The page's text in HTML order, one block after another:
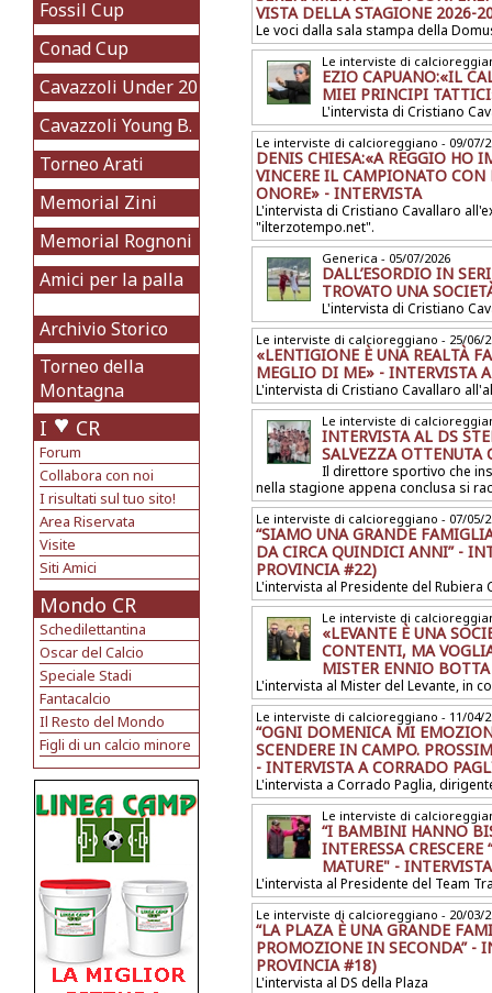
Fossil Cup
Conad Cup
Cavazzoli Under 20
Cavazzoli Young B.
Torneo Arati
Memorial Zini
Memorial Rognoni
Amici per la palla
Archivio Storico
Torneo della
Montagna
I CR
Forum
Collabora con noi
I risultati sul tuo sito!
Area Riservata
Visite
Siti Amici
Mondo CR
Schedilettantina
Oscar del Calcio
Speciale Stadi
Fantacalcio
Il Resto del Mondo
Figli di un calcio minore
VISTA DELLA STAGIONE 2026-
Le voci dalla sala stampa della
Le interviste di
EZIO CAPUANO:«IL
MIEI PRINCIPI
L'intervista di Cristiano
Le interviste di calcioreggiano - 09/07/
DENIS CHIESA:«A REGGIO HO
VINCERE IL CAMPIONATO
ONORE» - INTERVISTA
L'intervista di Cristiano Cavallaro
"ilterzotempo.net".
Generica - 05/07/2026
DALL’ESORDIO IN
TROVATO UNA
L'intervista di Cristiano
Le interviste di calcioreggiano - 25/06/
«LENTIGIONE È UNA REALTÀ
MEGLIO DI ME» - INTERVISTA
L'intervista di Cristiano Cavallaro
Le interviste di
INTERVISTA AL DS
SALVEZZA OTTENUTA
Il direttore sportivo che
nella stagione appena conclusa si
Le interviste di calcioreggiano - 07/05/
“SIAMO UNA GRANDE
DA CIRCA QUINDICI ANNI” -
PROVINCIA #22)
L'intervista al Presidente del Rubiera
Le interviste di
«LEVANTE È UNA
CONTENTI, MA
MISTER ENNIO
L'intervista al Mister del Levante, in
Le interviste di calcioreggiano - 11/04/
“OGNI DOMENICA MI
SCENDERE IN CAMPO.
- INTERVISTA A CORRADO
L'intervista a Corrado Paglia,
Le interviste di
“I BAMBINI HANNO
INTERESSA
MATURE" -
L'intervista al Presidente del Team
Le interviste di calcioreggiano - 20/03/
“LA PLAZA È UNA GRANDE
PROMOZIONE IN SECONDA” -
PROVINCIA #18)
L'intervista al DS della Plaza